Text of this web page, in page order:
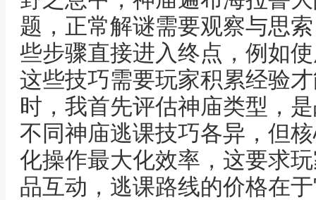
题，正常解谜需要观察与思
些步骤直接进入终点，例如
这些技巧需要玩家积累经验
时，我首先评估神庙类型，
不同神庙逃课技巧各异，但
化操作最大化效率，这要求
品互动，逃课路线的价格在